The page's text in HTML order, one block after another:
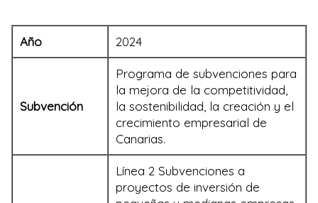
Año 2024
Subvención
Programa de subvenciones para
la mejora de la competitividad,
la sostenibilidad, la creación y el
crecimiento empresarial de
Canarias.
Línea 2 Subvenciones a
proyectos de inversión de